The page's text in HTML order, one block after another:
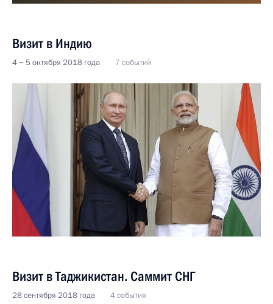
Визит в Индию
4 − 5 октября 2018 года 7 событий
Визит в Таджикистан. Саммит СНГ
28 сентября 2018 года 4 события